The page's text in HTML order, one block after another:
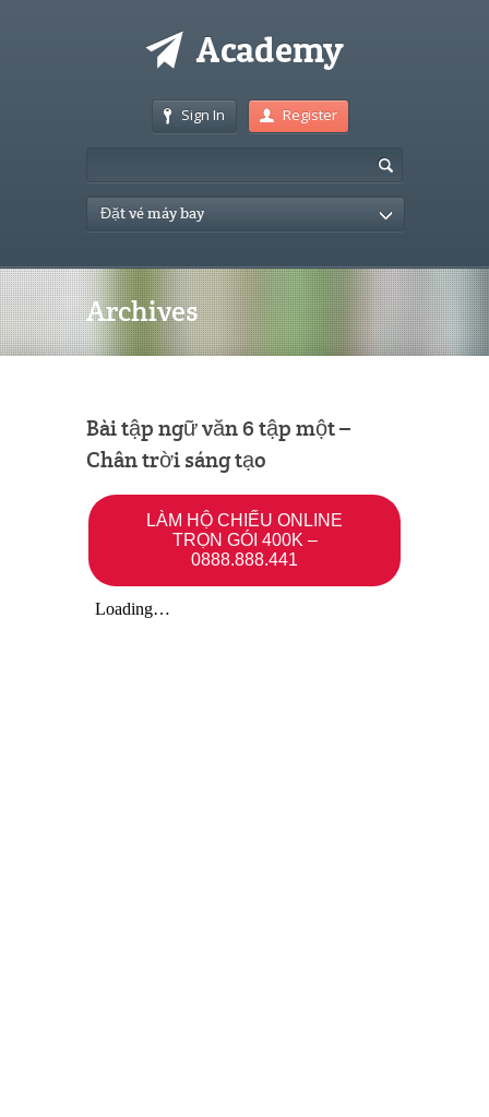
Sign In Register
Đặt vé máy bay
Archives
Bài tập ngữ văn 6 tập một –
Chân trời sáng tạo
LÀM HỘ CHIẾU ONLINE
TRỌN GÓI 400K –
0888.888.441